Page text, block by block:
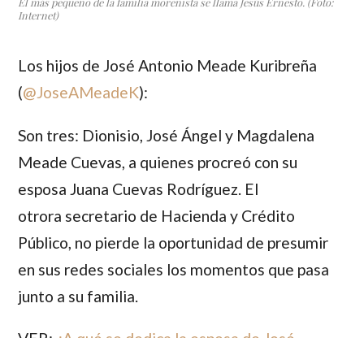
Internet)
Los hijos de José Antonio Meade Kuribreña
(@JoseAMeadeK):
Son tres: Dionisio, José Ángel y Magdalena
Meade Cuevas, a quienes procreó con su
esposa Juana Cuevas Rodríguez. El
otrora secretario de Hacienda y Crédito
Público, no pierde la oportunidad de presumir
en sus redes sociales los momentos que pasa
junto a su familia.